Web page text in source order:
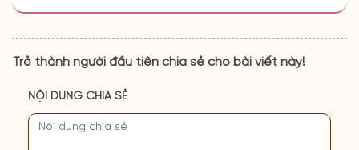
Trở thành người đầu tiên chia sẻ cho bài viết này!
NỘI DUNG CHIA SẺ